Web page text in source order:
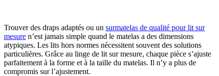
Trouver des draps adaptés ou un surmatelas de qualité pour lit sur
mesure n’est jamais simple quand le matelas a des dimensions
atypiques. Les lits hors normes nécessitent souvent des solutions
particulières. Grâce au linge de lit sur mesure, chaque pièce s’ajuste
parfaitement à la forme et à la taille du matelas. Il n’y a plus de
compromis sur l’ajustement.